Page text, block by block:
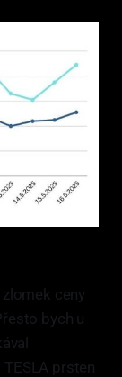
ceny
bych u
prsten